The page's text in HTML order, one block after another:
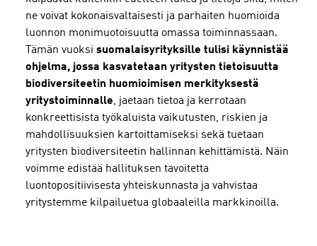
ne voivat kokonaisvaltaisesti ja parhaiten huomioida
luonnon monimuotoisuutta omassa toiminnassaan.
Tämän vuoksi suomalaisyrityksille tulisi käynnistää
ohjelma, jossa kasvatetaan yritysten tietoisuutta
biodiversiteetin huomioimisen merkityksestä
yritystoiminnalle, jaetaan tietoa ja kerrotaan
konkreettisista työkaluista vaikutusten, riskien ja
mahdollisuuksien kartoittamiseksi sekä tuetaan
yritysten biodiversiteetin hallinnan kehittämistä. Näin
voimme edistää hallituksen tavoitetta
luontopositiivisesta yhteiskunnasta ja vahvistaa
yritystemme kilpailuetua globaaleilla markkinoilla.